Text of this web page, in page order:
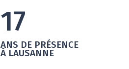
ANS DE PRÉSENCE
À LAUSANNE
17